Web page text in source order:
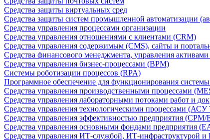
Средства защиты виртуальных сред
Средства защиты систем промышленной автоматизации
Средства управления процессами организации
Средства управления отношениями с клиентами (CRM)
Средства управления содержимым (CMS), сайты и
Средства финансового менеджмента, управления
Средства управления бизнес-процессами (BPM)
Системы роботизации процессов (RPA)
Программное обеспечение для функционирования
Средства управления производственными процессами
Средства управления лабораторными потоками работ и
Средства управления технологическими процессами
Средства управления эффективностью предприятия (CPM/
Средства управления основными фондами предприятия
Средства управления ИТ-службой, ИТ-инфраструктурой